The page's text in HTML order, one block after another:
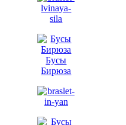
Бусы
Бирюза